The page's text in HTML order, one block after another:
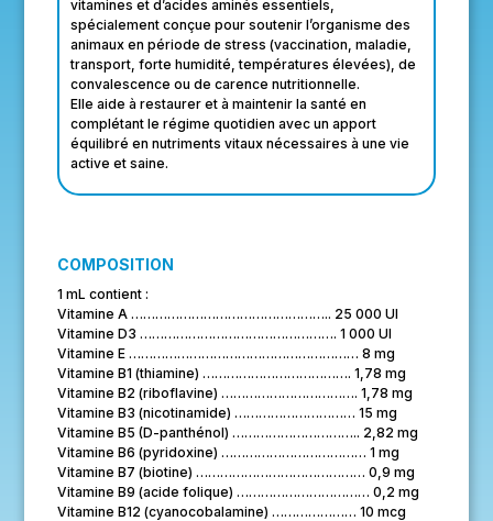
vitamines et d’acides aminés essentiels,
spécialement conçue pour soutenir l’organisme des
animaux en période de stress (vaccination, maladie,
transport, forte humidité, températures élevées), de
convalescence ou de carence nutritionnelle.
Elle aide à restaurer et à maintenir la santé en
complétant le régime quotidien avec un apport
équilibré en nutriments vitaux nécessaires à une vie
active et saine.
COMPOSITION
1 mL contient :
Vitamine A ………………………………………….. 25 000 UI
Vitamine D3 …………………………………………. 1 000 UI
Vitamine E ………………………………………………… 8 mg
Vitamine B1 (thiamine) ………………………………. 1,78 mg
Vitamine B2 (riboflavine) ……………………………. 1,78 mg
Vitamine B3 (nicotinamide) ………………………… 15 mg
Vitamine B5 (D-panthénol) ………………………….. 2,82 mg
Vitamine B6 (pyridoxine) ……………………………… 1 mg
Vitamine B7 (biotine) …………………………………… 0,9 mg
Vitamine B9 (acide folique) …………………………… 0,2 mg
Vitamine B12 (cyanocobalamine) ………………… 10 mcg